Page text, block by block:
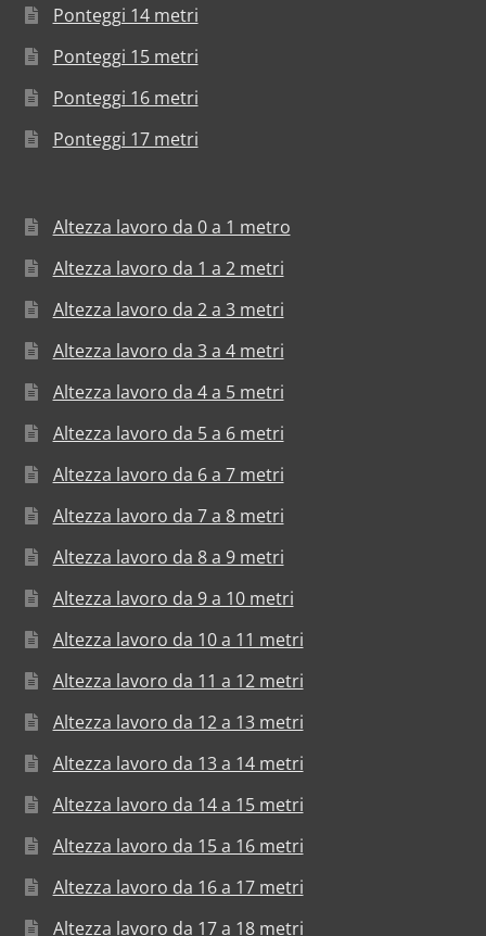
Ponteggi 14 metri
Ponteggi 15 metri
Ponteggi 16 metri
Ponteggi 17 metri
Altezza lavoro da 0 a 1 metro
Altezza lavoro da 1 a 2 metri
Altezza lavoro da 2 a 3 metri
Altezza lavoro da 3 a 4 metri
Altezza lavoro da 4 a 5 metri
Altezza lavoro da 5 a 6 metri
Altezza lavoro da 6 a 7 metri
Altezza lavoro da 7 a 8 metri
Altezza lavoro da 8 a 9 metri
Altezza lavoro da 9 a 10 metri
Altezza lavoro da 10 a 11 metri
Altezza lavoro da 11 a 12 metri
Altezza lavoro da 12 a 13 metri
Altezza lavoro da 13 a 14 metri
Altezza lavoro da 14 a 15 metri
Altezza lavoro da 15 a 16 metri
Altezza lavoro da 16 a 17 metri
Altezza lavoro da 17 a 18 metri